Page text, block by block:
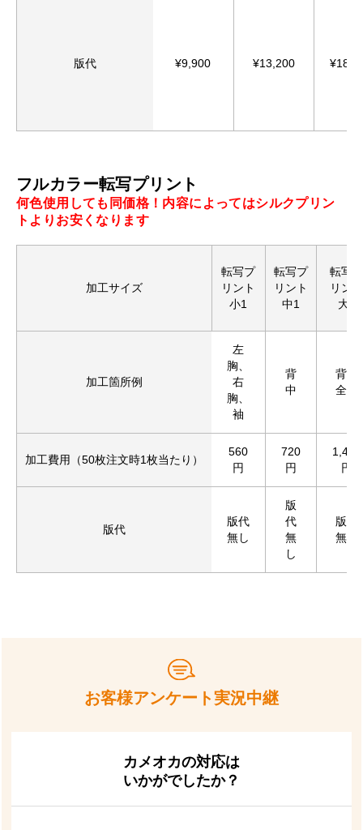
版代 ¥9,900 ¥13,200
フルカラー転写プリント
何色使用しても同価格！内容によってはシルクプリン
トよりお安くなります
加工サイズ
転写プ
リント
小1
転写プ
リント
中1
転写プ
リント
大1
加工箇所例
左
胸、
右
胸、
袖
背
中
背中
全面
加工費用（50枚注文時1枚当たり）
560
円
720
円
1,430
円
版代
版代
無し
版
代
無
し
版代
無し